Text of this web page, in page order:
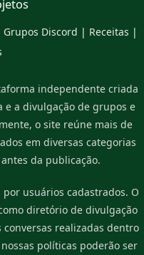
Grupos Discord | Receitas |
independente criada
e a divulgação de grupos e
o site reúne mais de
em diversas categorias
da publicação.
usuários cadastrados. O
diretório de divulgação
realizadas dentro
políticas poderão ser